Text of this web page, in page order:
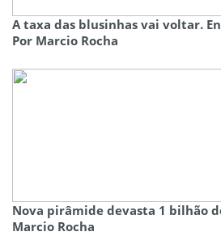
A taxa das blusinhas vai voltar.
Por Marcio Rocha
Nova pirâmide devasta 1 bilhão
Marcio Rocha